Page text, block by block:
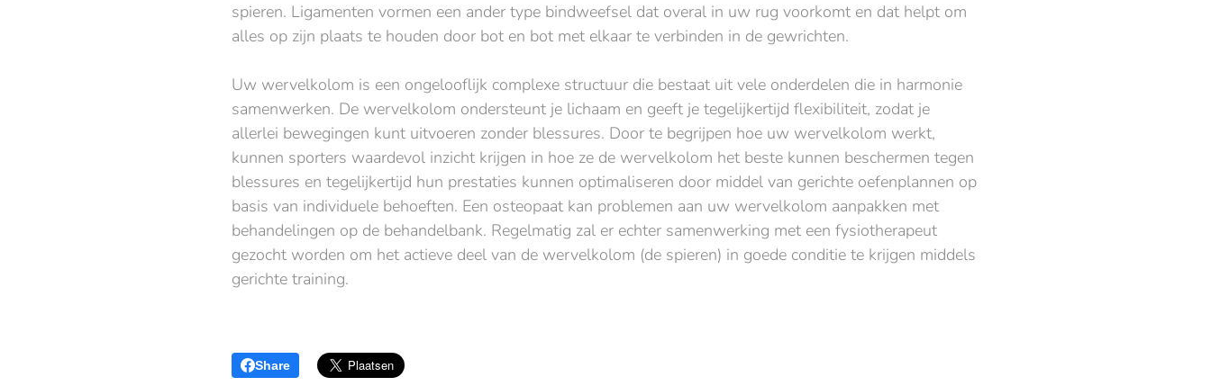
spieren. Ligamenten vormen een ander type bindweefsel dat overal in uw rug voorkomt en dat helpt om
alles op zijn plaats te houden door bot en bot met elkaar te verbinden in de gewrichten.
Uw wervelkolom is een ongelooflijk complexe structuur die bestaat uit vele onderdelen die in harmonie
samenwerken. De wervelkolom ondersteunt je lichaam en geeft je tegelijkertijd flexibiliteit, zodat je
allerlei bewegingen kunt uitvoeren zonder blessures. Door te begrijpen hoe uw wervelkolom werkt,
kunnen sporters waardevol inzicht krijgen in hoe ze de wervelkolom het beste kunnen beschermen tegen
blessures en tegelijkertijd hun prestaties kunnen optimaliseren door middel van gerichte oefenplannen op
basis van individuele behoeften. Een osteopaat kan problemen aan uw wervelkolom aanpakken met
behandelingen op de behandelbank. Regelmatig zal er echter samenwerking met een fysiotherapeut
gezocht worden om het actieve deel van de wervelkolom (de spieren) in goede conditie te krijgen middels
gerichte training.
Share